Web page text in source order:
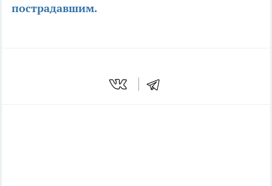
пострадавшим.